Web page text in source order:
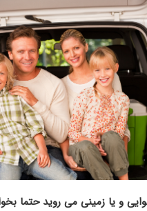
و یا زمینی می روید حتما